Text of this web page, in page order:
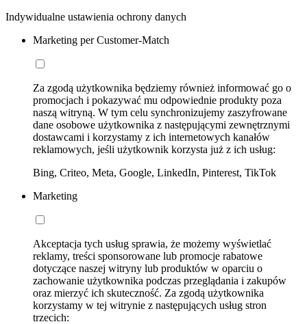
Indywidualne ustawienia ochrony danych
Marketing per Customer-Match
Za zgodą użytkownika będziemy również informować go o
promocjach i pokazywać mu odpowiednie produkty poza
naszą witryną. W tym celu synchronizujemy zaszyfrowane
dane osobowe użytkownika z następującymi zewnętrznymi
dostawcami i korzystamy z ich internetowych kanałów
reklamowych, jeśli użytkownik korzysta już z ich usług:
Bing, Criteo, Meta, Google, LinkedIn, Pinterest, TikTok
Marketing
Akceptacja tych usług sprawia, że możemy wyświetlać
reklamy, treści sponsorowane lub promocje rabatowe
dotyczące naszej witryny lub produktów w oparciu o
zachowanie użytkownika podczas przeglądania i zakupów
oraz mierzyć ich skuteczność. Za zgodą użytkownika
korzystamy w tej witrynie z następujących usług stron
trzecich: